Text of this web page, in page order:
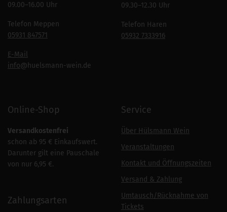
09.00–16.00 Uhr
Telefon Meppen
05931 847571
E-Mail
info@huelsmann-wein.de
09.30–12.30 Uhr
Telefon Haren
05932 7333916
Online-Shop
Versandkostenfrei
schon ab 95 € Einkaufswert.
Darunter gilt eine Pauschale
von nur 6,95 €.
Zahlungsarten
Service
Über Hülsmann Wein
Veranstaltungen
Kontakt und Öffnungszeiten
Versand & Zahlung
Umtausch/Rücknahme von
Tickets